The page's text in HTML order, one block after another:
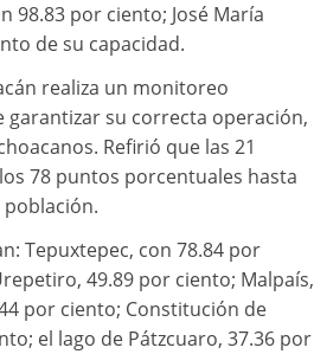
98.83 por ciento; José María
de su capacidad.
realiza un monitoreo
garantizar su correcta operación,
Refirió que las 21
78 puntos porcentuales hasta
Tepuxtepec, con 78.84 por
49.89 por ciento; Malpaís,
por ciento; Constitución de
el lago de Pátzcuaro, 37.36 por